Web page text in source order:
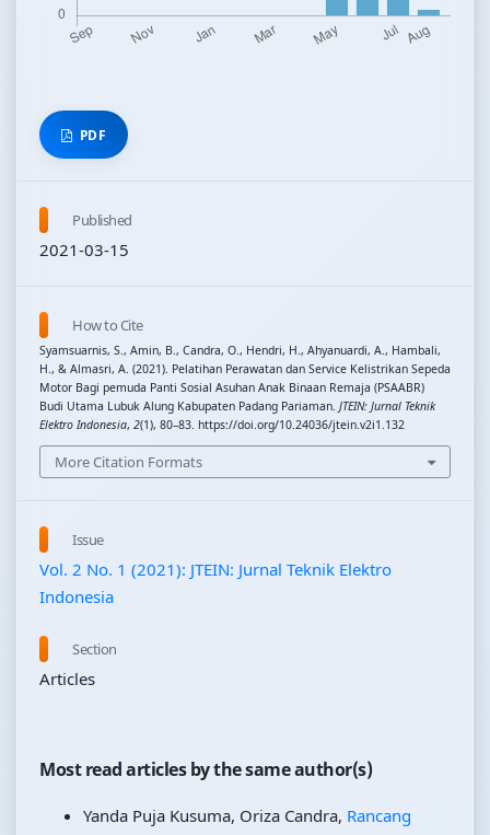
PDF
Published
2021-03-15
How to Cite
Syamsuarnis, S., Amin, B., Candra, O., Hendri, H., Ahyanuardi, A., Hambali,
H., & Almasri, A. (2021). Pelatihan Perawatan dan Service Kelistrikan Sepeda
Motor Bagi pemuda Panti Sosial Asuhan Anak Binaan Remaja (PSAABR)
Budi Utama Lubuk Alung Kabupaten Padang Pariaman. JTEIN: Jurnal Teknik
Elektro Indonesia, 2(1), 80–83. https://doi.org/10.24036/jtein.v2i1.132
More Citation Formats
Issue
Vol. 2 No. 1 (2021): JTEIN: Jurnal Teknik Elektro
Indonesia
Section
Articles
Most read articles by the same author(s)
Yanda Puja Kusuma, Oriza Candra, Rancang